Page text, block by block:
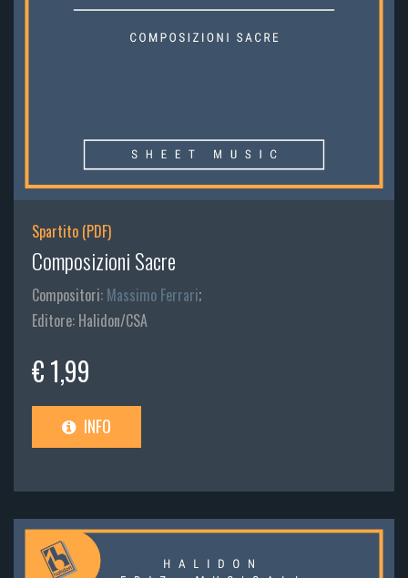
Spartito (PDF)
Composizioni Sacre
Compositori: Massimo Ferrari;
Editore: Halidon/CSA
€ 1,99
INFO